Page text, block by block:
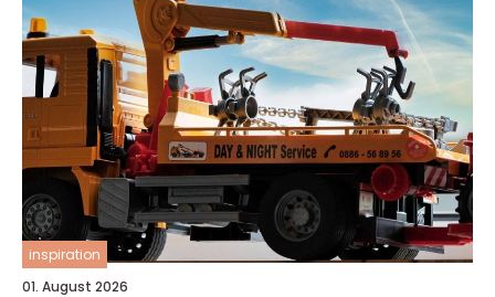
inspiration
01. August 2026